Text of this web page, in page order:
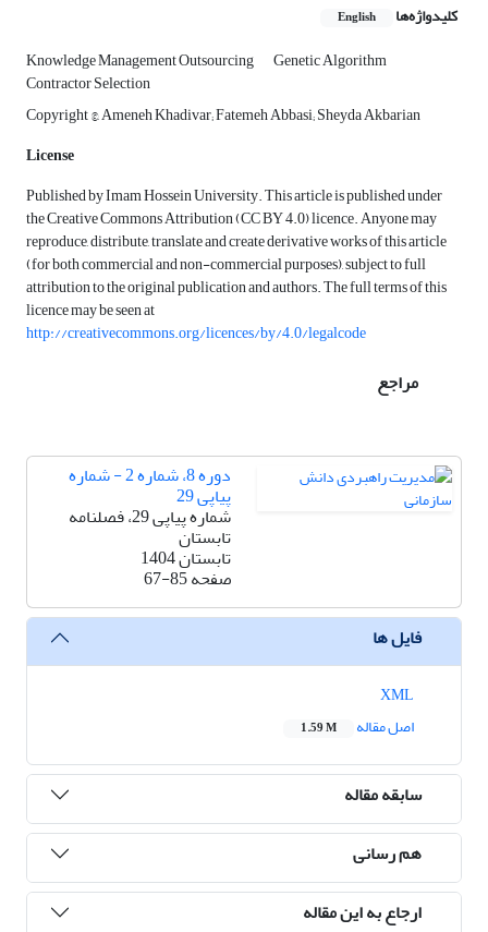
کلیدواژه‌ها English
Knowledge Management Outsourcing Genetic Algorithm
Contractor Selection
Copyright ©, Ameneh Khadivar; Fatemeh Abbasi; Sheyda Akbarian
License
Published by Imam Hossein University. This article is published under
the Creative Commons Attribution (CC BY 4.0) licence. Anyone may
reproduce, distribute, translate and create derivative works of this article
(for both commercial and non-commercial purposes), subject to full
attribution to the original publication and authors. The full terms of this
licence may be seen at
http://creativecommons.org/licences/by/4.0/legalcode
مراجع
دوره 8، شماره 2 - شماره
پیاپی 29
شماره پیاپی 29، فصلنامه
تابستان
تابستان 1404
صفحه67-85
فایل ها
اصل مقاله
1.59 M
سابقه مقاله
هم رسانی
ارجاع به این مقاله